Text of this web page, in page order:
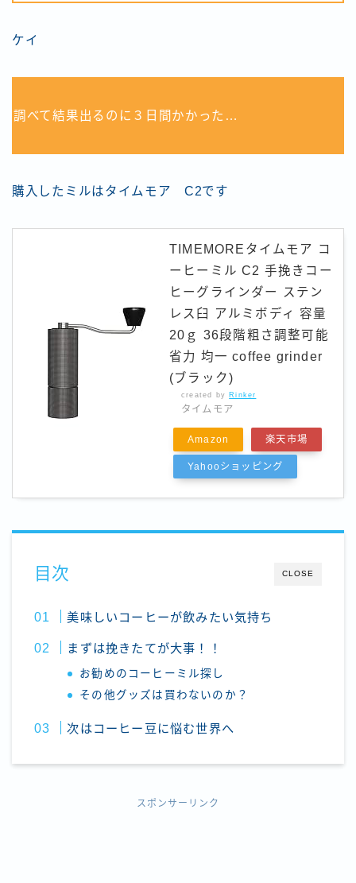
ケイ
調べて結果出るのに３日間かかった…
購入したミルはタイムモア C2です
TIMEMOREタイムモア コ
ーヒーミル C2 手挽きコー
ヒーグラインダー ステン
レス臼 アルミボディ 容量
20ｇ 36段階粗さ調整可能
省力 均一 coffee grinder
(ブラック)
created by Rinker
タイムモア
Amazon 楽天市場
Yahooショッピング
CLOSE
目次
美味しいコーヒーが飲みたい気持ち
まずは挽きたてが大事！！
お勧めのコーヒーミル探し
その他グッズは買わないのか？
次はコーヒー豆に悩む世界へ
スポンサーリンク